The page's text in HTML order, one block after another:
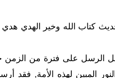
كتاب الله وخير الهدي
الرسل على فترة من الزمن
المبين لهذه الأمة, فقد